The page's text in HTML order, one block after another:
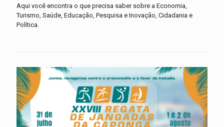
Aqui você encontra o que precisa saber sobre a Economia,
Turismo, Saúde, Educação, Pesquisa e Inovação, Cidadania e
Política.